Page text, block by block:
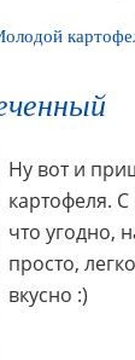
Ну вот и
картофеля.
что угодно,
просто,
вкусно :)